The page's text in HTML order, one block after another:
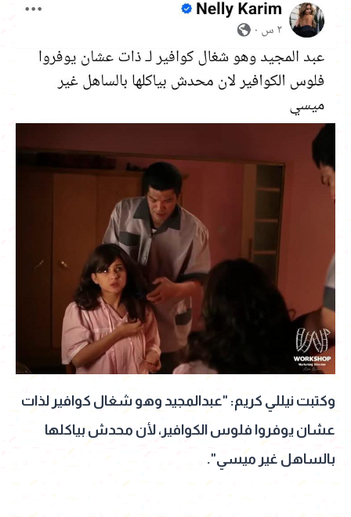
وكتبت نيللي كريم: "عبدالمجيد وهو شغال كوافير لذات
عشان يوفروا فلوس الكوافير، لأن محدش بياكلها
بالساهل غير ميسي".